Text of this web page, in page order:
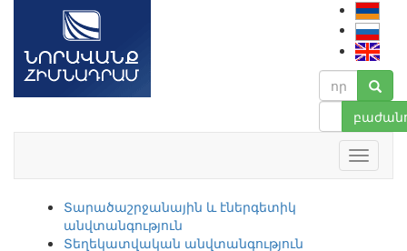
Տարածաշրջանային և էներգետիկ
անվտանգություն
Տեղեկատվական անվտանգություն